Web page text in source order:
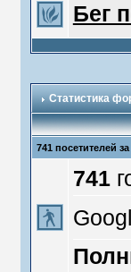
Бег
Статистика
741 посетителей
741